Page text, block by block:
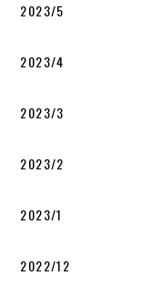
2023/5
2023/4
2023/3
2023/2
2023/1
2022/12